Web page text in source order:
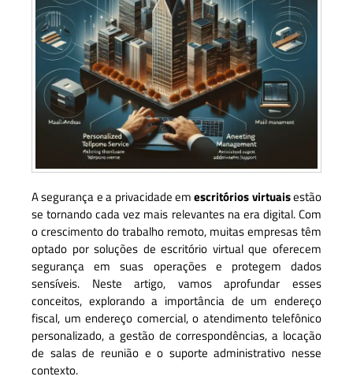
A segurança e a privacidade emescritórios virtuaisestão
se tornando cada vez mais relevantes na era digital. Com
o crescimento do trabalho remoto, muitas empresas têm
optado por soluções de escritório virtual que oferecem
segurança em suas operações e protegem dados
sensíveis. Neste artigo, vamos aprofundar esses
conceitos, explorando a importância de um endereço
fiscal, um endereço comercial, o atendimento telefônico
personalizado, a gestão de correspondências, a locação
de salas de reunião e o suporte administrativo nesse
contexto.